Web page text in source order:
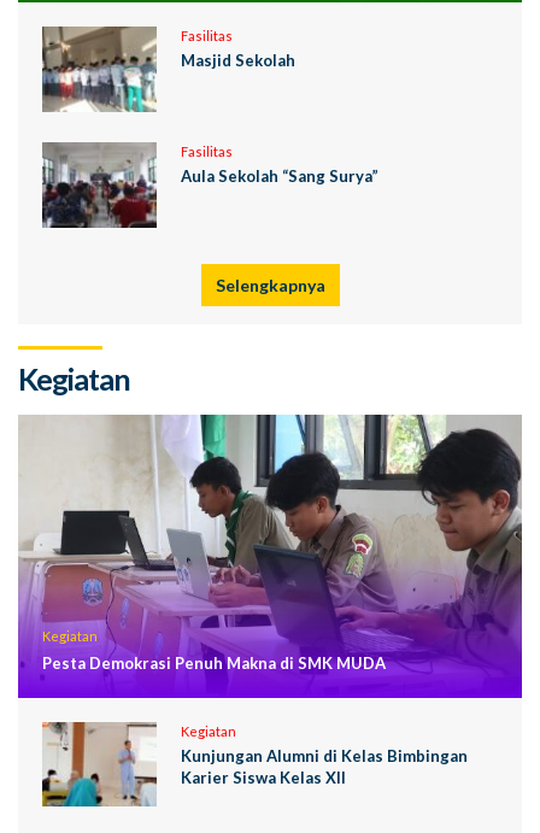
Fasilitas
Masjid Sekolah
Fasilitas
Aula Sekolah “Sang Surya”
Selengkapnya
Kegiatan
Kegiatan
Pesta Demokrasi Penuh Makna di SMK MUDA
Kegiatan
Kunjungan Alumni di Kelas Bimbingan
Karier Siswa Kelas XII